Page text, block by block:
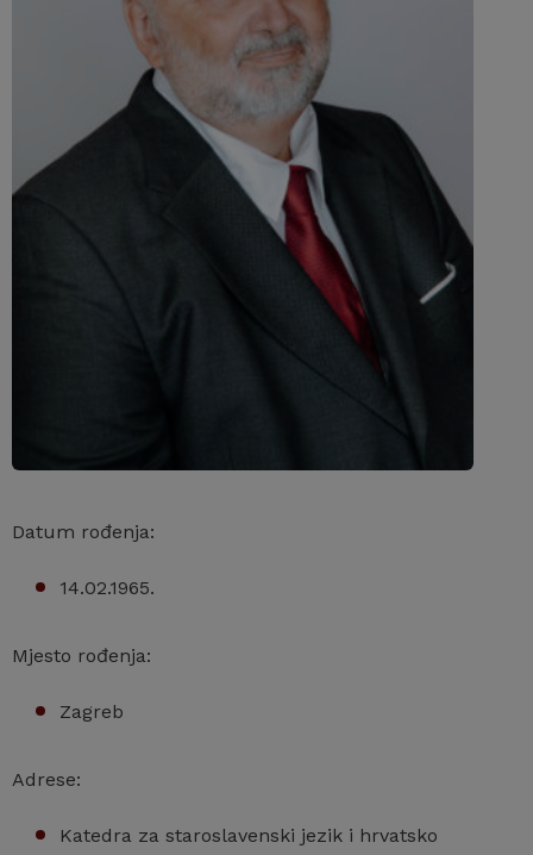
Datum rođenja:
14.02.1965.
Mjesto rođenja:
Zagreb
Adrese:
Katedra za staroslavenski jezik i hrvatsko